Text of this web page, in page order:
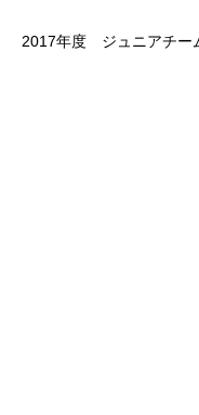
2017年度 ジュニアチ